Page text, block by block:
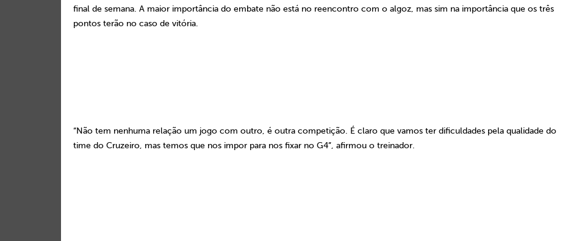
final de semana. A maior importância do embate não está no reencontro com o algoz, mas sim na importância que os três
pontos terão no caso de vitória.
“Não tem nenhuma relação um jogo com outro, é outra competição. É claro que vamos ter dificuldades pela qualidade do
time do Cruzeiro, mas temos que nos impor para nos fixar no G4”, afirmou o treinador.